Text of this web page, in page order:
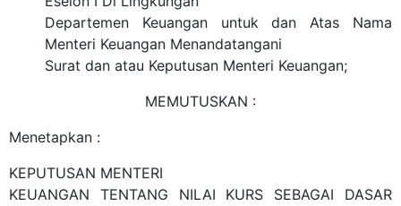
Departemen Keuangan untuk dan Atas Nama
Menteri Keuangan Menandatangani
Surat dan atau Keputusan Menteri Keuangan;
MEMUTUSKAN :
Menetapkan :
KEPUTUSAN MENTERI
KEUANGAN TENTANG NILAI KURS SEBAGAI DASAR